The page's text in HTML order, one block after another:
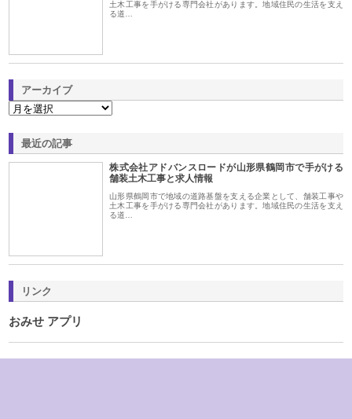
土木工事を手がける専門会社があります。地域住民の生活を支え
る道…
アーカイブ
最近の記事
株式会社アドバンスロードが山形県鶴岡市で手がける
舗装土木工事と求人情報
山形県鶴岡市で地域の道路基盤を支える企業として、舗装工事や
土木工事を手がける専門会社があります。地域住民の生活を支え
る道…
リンク
おみせ アプリ